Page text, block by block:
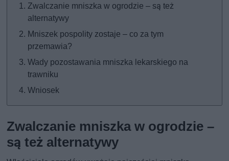
Zwalczanie mniszka w ogrodzie – są też
alternatywy
Mniszek pospolity zostaje – co za tym
przemawia?
Wady pozostawania mniszka lekarskiego na
trawniku
Wniosek
Zwalczanie mniszka w ogrodzie –
są też alternatywy